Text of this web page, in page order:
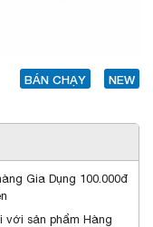
BÁN CHẠY
NEW
Gia Dụng 100.000đ
với sản phẩm Hàng